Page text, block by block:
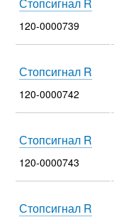
120-0000739
Стопсигнал R
120-0000742
Стопсигнал R
120-0000743
Стопсигнал R